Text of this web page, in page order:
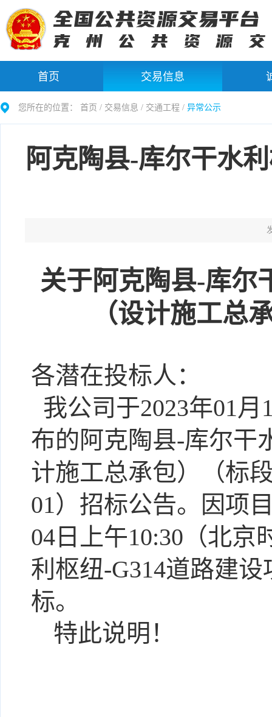
首页 交易信息
您所在的位置： 首页 / 交易信息 / 交通工程 / 异常公示
阿克陶县-库尔干水
关于阿克陶县-库尔
（设计施工总
各潜在投标人：
我公司于2023年01月
布的阿克陶县-库尔干
计施工总承包）
（标
01）招标公告。因项
04 日 上午10:30（北京
利枢纽-G314道路建
标。
特此说明！